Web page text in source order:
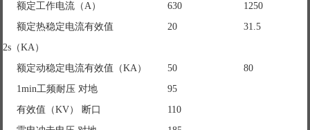
额定工作电流（A）
630
1250
额定热稳定电流有效值
2s（KA）
20 31.5
额定动稳定电流有效值（KA） 50
80
1min工频耐压 对地
95
有效值（KV） 断口
110